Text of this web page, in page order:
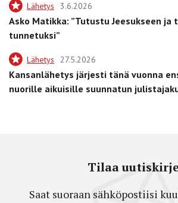
Lähetys 3.6.2026
Asko Matikka: ”Tutustu Jeesukseen ja
tunnetuksi”
Lähetys 27.5.2026
Kansanlähetys järjesti tänä vuonna
nuorille aikuisille suunnatun
Tilaa
Saat suoraan sähköpostiisi